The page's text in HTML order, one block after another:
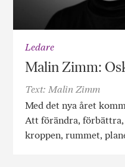
Ledare
Malin Zimm:
Text: Malin Zimm
Med det nya året
Att förändra,
kroppen, rummet,